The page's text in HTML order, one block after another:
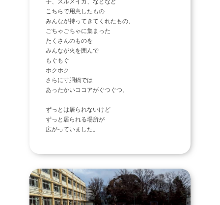
子、スルメイカ、などなど
こちらで用意したもの
みんなが持ってきてくれたもの、
ごちゃごちゃに集まった
たくさんのものを
みんなが火を囲んで
もぐもぐ
ホクホク
さらに寸胴鍋では
あったかいココアがぐつぐつ。
ずっとは居られないけど
ずっと居られる場所が
広がっていました。